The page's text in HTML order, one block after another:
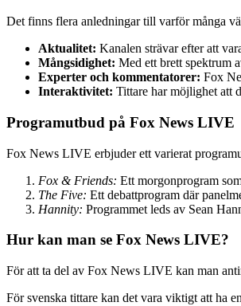
Det finns flera anledningar till varför många
Aktualitet: Kanalen strävar efter att
Mångsidighet: Med ett brett spektrum
Experter och kommentatorer: Fox
Interaktivitet: Tittare har möjlighet att
Programutbud på Fox News LIVE
Fox News LIVE erbjuder ett varierat
Fox & Friends: Ett morgonprogram
The Five: Ett debattprogram där
Hannity: Programmet leds av Sean
Hur kan man se Fox News LIVE?
För att ta del av Fox News LIVE kan man
För svenska tittare kan det vara viktigt att ha